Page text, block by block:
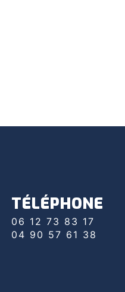
TÉLÉPHONE
06 12 73 83 17
04 90 57 61 38